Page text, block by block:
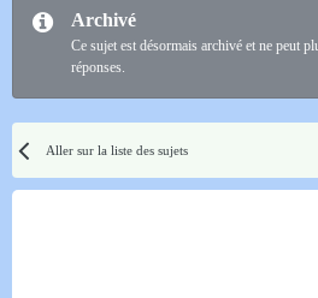
Archivé
Ce sujet est désormais archivé et ne peut
réponses.
Aller sur la liste des sujets